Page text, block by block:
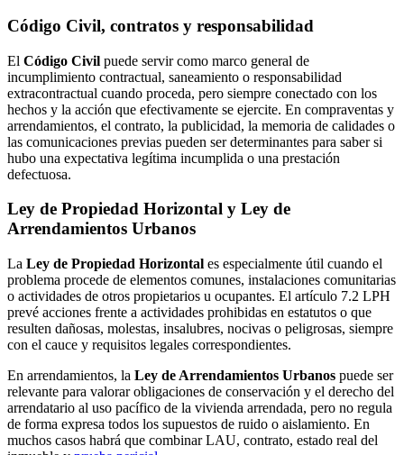
Código Civil, contratos y responsabilidad
El Código Civil puede servir como marco general de
incumplimiento contractual, saneamiento o responsabilidad
extracontractual cuando proceda, pero siempre conectado con los
hechos y la acción que efectivamente se ejercite. En compraventas y
arrendamientos, el contrato, la publicidad, la memoria de calidades o
las comunicaciones previas pueden ser determinantes para saber si
hubo una expectativa legítima incumplida o una prestación
defectuosa.
Ley de Propiedad Horizontal y Ley de
Arrendamientos Urbanos
La Ley de Propiedad Horizontal es especialmente útil cuando el
problema procede de elementos comunes, instalaciones comunitarias
o actividades de otros propietarios u ocupantes. El artículo 7.2 LPH
prevé acciones frente a actividades prohibidas en estatutos o que
resulten dañosas, molestas, insalubres, nocivas o peligrosas, siempre
con el cauce y requisitos legales correspondientes.
En arrendamientos, la Ley de Arrendamientos Urbanos puede ser
relevante para valorar obligaciones de conservación y el derecho del
arrendatario al uso pacífico de la vivienda arrendada, pero no regula
de forma expresa todos los supuestos de ruido o aislamiento. En
muchos casos habrá que combinar LAU, contrato, estado real del